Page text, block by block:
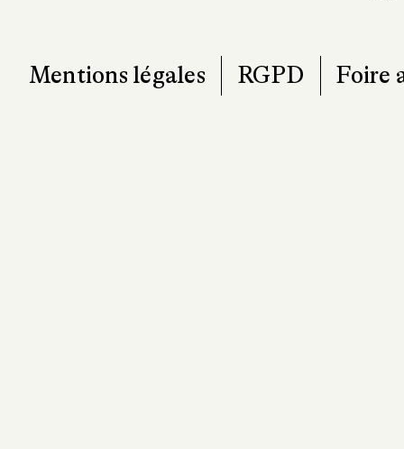
Mentions légales RGPD Foire